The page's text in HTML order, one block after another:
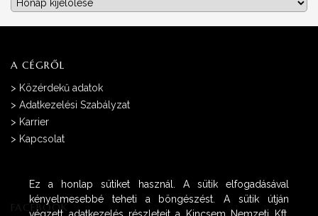
A CÉGRŐL
> Közérdekű adatok
> Adatkezelési Szabályzat
> Karrier
> Kapcsolat
FACEBOOK
Ez a honlap sütiket használ. A sütik elfogadásával
kényelmesebbé teheti a böngészést. A sütik útján